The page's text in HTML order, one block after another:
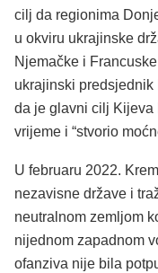
cilj da regionima
u okviru ukrajinske
Njemačke i
ukrajinski
da je glavni cilj Kijeva
vrijeme i “stvorio
U februaru 2022.
nezavisne države i
neutralnom zemljom
nijednom zapadnom
ofanziva nije bila